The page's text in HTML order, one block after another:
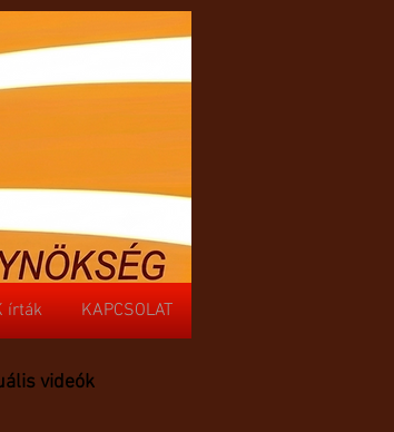
írták KAPCSOLAT
videók
írták KAPCSOLAT